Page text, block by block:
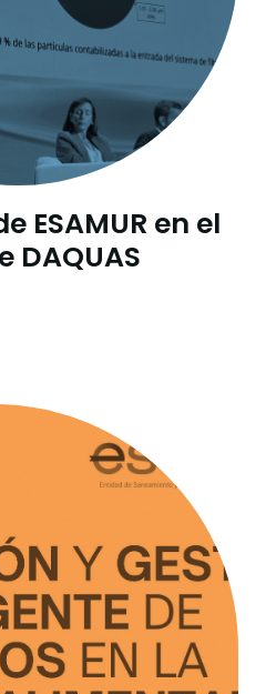
ESAMUR en el
DAQUAS